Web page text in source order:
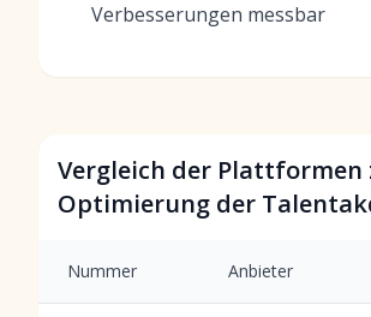
Verbesserungen messbar
Vergleich der Plattformen
Optimierung der
Nummer Anbieter